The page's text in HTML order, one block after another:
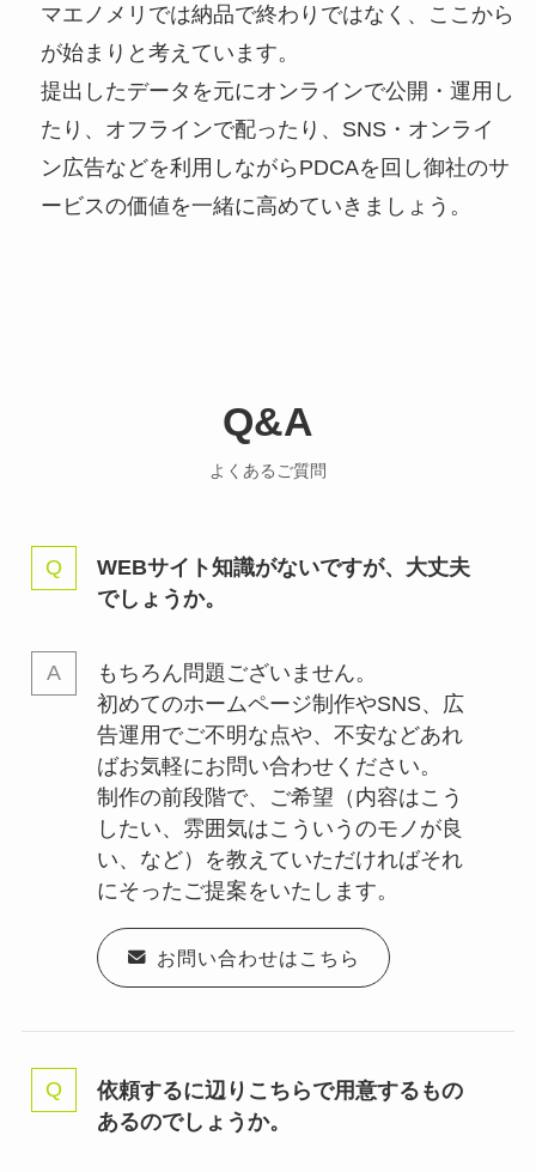
マエノメリでは納品で終わりではなく、ここから
が始まりと考えています。
提出したデータを元にオンラインで公開・運用し
たり、オフラインで配ったり、SNS・オンライ
ン広告などを利用しながらPDCAを回し御社のサ
ービスの価値を一緒に高めていきましょう。
Q&A
よくあるご質問
WEBサイト知識がないですが、大丈夫
でしょうか。
もちろん問題ございません。
初めてのホームページ制作やSNS、広
告運用でご不明な点や、不安などあれ
ばお気軽にお問い合わせください。
制作の前段階で、ご希望（内容はこう
したい、雰囲気はこういうのモノが良
い、など）を教えていただければそれ
にそったご提案をいたします。
お問い合わせはこちら
依頼するに辺りこちらで用意するもの
あるのでしょうか。